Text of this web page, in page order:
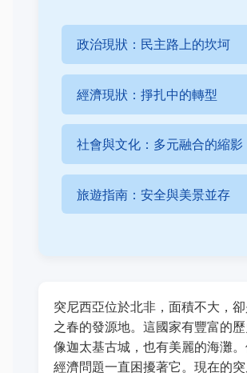
政治現狀：民主路上的坎坷
經濟現狀：掙扎中的轉型
社會與文化：多元融合的縮影
旅遊指南：安全與美景並存
突尼西亞位於北非，面積不大，
之春的發源地。這國家有豐富的歷
像迦太基古城，也有美麗的海灘
經濟問題一直困擾著它。現在的